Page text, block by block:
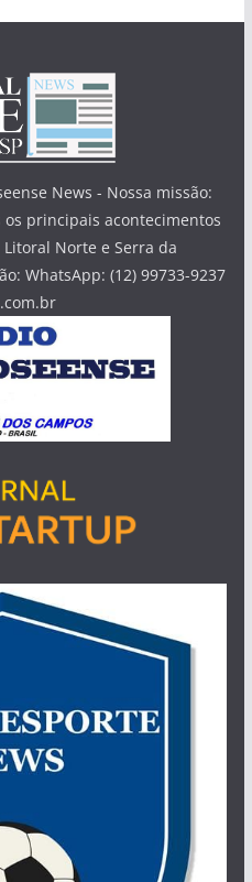
News - Nossa missão:
principais acontecimentos
Norte e Serra da
WhatsApp: (12) 99733-9237